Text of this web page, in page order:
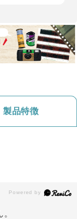
製品特徴